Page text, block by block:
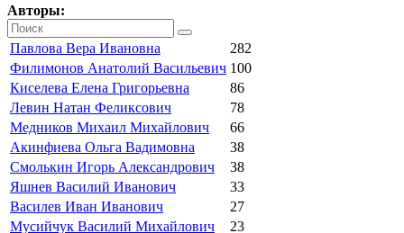
Авторы:
Павлова Вера Ивановна
282
Филимонов Анатолий Васильевич 100
Киселева Елена Григорьевна
86
Левин Натан Феликсович
78
Медников Михаил Михайлович
66
Акинфиева Ольга Вадимовна
38
Смолькин Игорь Александрович
38
Яшнев Василий Иванович
33
Василев Иван Иванович
27
Мусийчук Василий Михайлович
23